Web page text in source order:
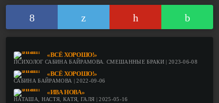
«ВСЁ ХОРОШО!»
ПСИХОЛОГ САБИНА БАЙРАМОВА. СМЕШАННЫЕ БРАКИ | 2023-06-08
«ВСЁ ХОРОШО!»
САБИНА БАЙРАМОВА | 2022-09-06
«ИВА НОВА»
НАТАША, НАСТЯ, КАТЯ, ГАЛЯ | 2025-05-16